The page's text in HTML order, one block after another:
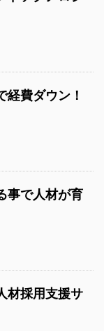
経費ダウン！
事で人材が育
採用支援サ